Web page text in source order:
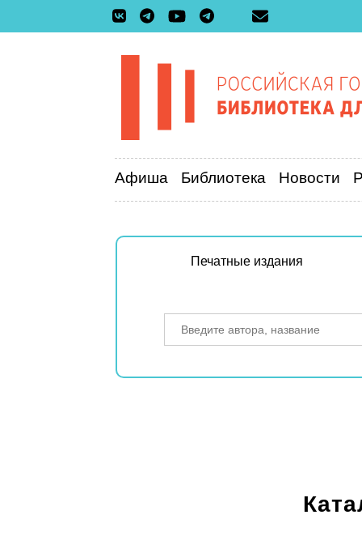
Афиша Библиотека Новости
Печатные издания